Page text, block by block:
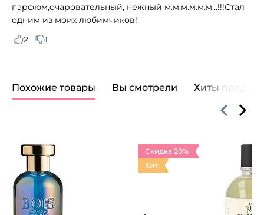
парфюм,очаровательный, нежный м.м.м.м.м.м...!!!Стал
одним из моих любимчиков!
2
1
Похожие товары Вы смотрели Хиты продаж
Скидка 20%
Хит